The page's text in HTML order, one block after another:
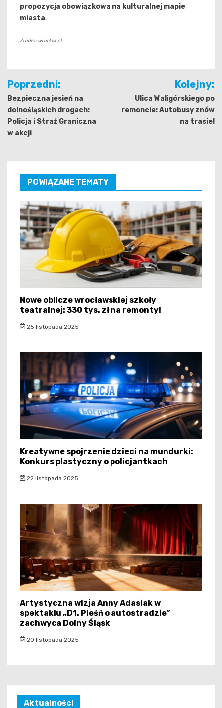
propozycja obowiązkowa na kulturalnej mapie
miasta.
Źródło: wroclaw.pl
Nawigacja
wpisu
Poprzedni:
Bezpieczna jesień na
dolnośląskich drogach:
Policja i Straż Graniczna
w akcji
Kolejny:
Ulica Waligórskiego po
remoncie: Autobusy znów
na trasie!
POWIĄZANE TEMATY
Nowe oblicze wrocławskiej szkoły
teatralnej: 330 tys. zł na remonty!
25 listopada 2025
Kreatywne spojrzenie dzieci na mundurki:
Konkurs plastyczny o policjantkach
22 listopada 2025
Artystyczna wizja Anny Adasiak w
spektaklu „D1. Pieśń o autostradzie”
zachwyca Dolny Śląsk
20 listopada 2025
Aktualności